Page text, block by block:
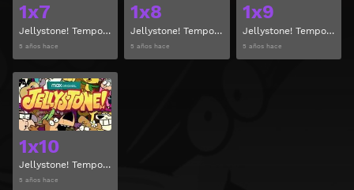
1x7
Jellystone! Temporada 1 Capitulo 7
5 años hace
1x8
Jellystone! Temporada 1 Capitulo 8
5 años hace
1x9
Jellystone! Temporada 1 Capitulo 9
5 años hace
1x10
Jellystone! Temporada 1 Capitulo 10
5 años hace